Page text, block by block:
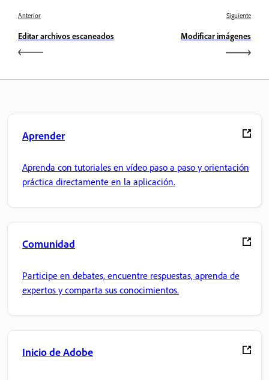
Anterior
Editar archivos escaneados
Siguiente
Modificar imágenes
Aprender
Aprenda con tutoriales en vídeo paso a paso y orientación
práctica directamente en la aplicación.
Comunidad
Participe en debates, encuentre respuestas, aprenda de
expertos y comparta sus conocimientos.
Inicio de Adobe